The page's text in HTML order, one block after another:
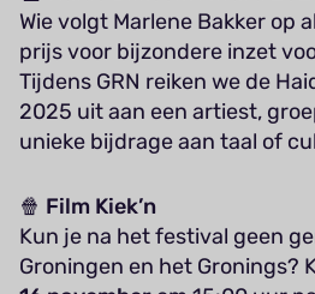
Wie volgt Marlene Bakker op
prijs voor bijzondere inzet
Tijdens GRN reiken we de
2025 uit aan een artiest,
unieke bijdrage aan taal of
🍿 Film Kiek’n
Kun je na het festival geen
Groningen en het Gronings?